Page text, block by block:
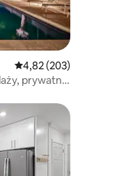
Średnia ocena: 4,82
4,82 (203)
prywatny
Wybór gości